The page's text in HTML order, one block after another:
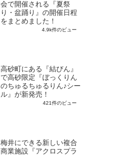
会で開催される『夏祭
り・盆踊り』の開催日程
をまとめました！
4.9k件のビュー
高砂町にある『結びん』
で高砂限定『ぼっくりん
のちゅるちゅるりん♪シー
ル』が新発売！
421件のビュー
梅井にできる新しい複合
商業施設『アクロスプラ